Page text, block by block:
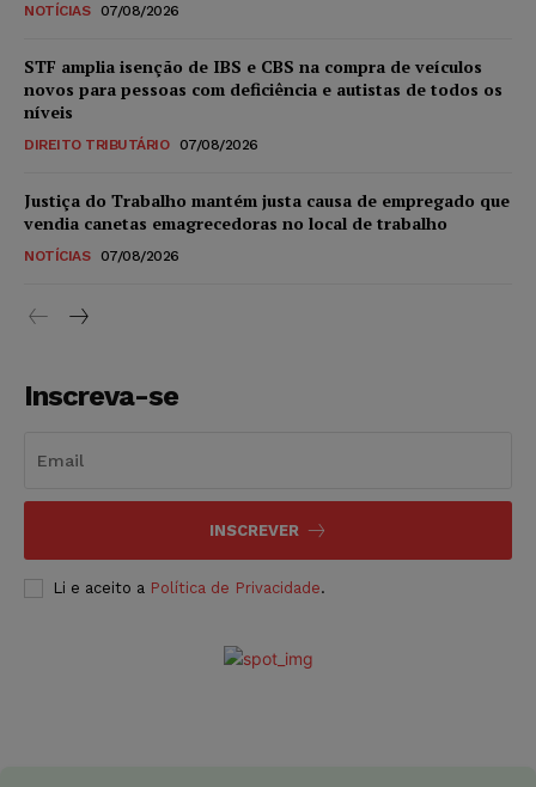
NOTÍCIAS 07/08/2026
STF amplia isenção de IBS e CBS na compra de veículos
novos para pessoas com deficiência e autistas de todos os
níveis
DIREITO TRIBUTÁRIO 07/08/2026
Justiça do Trabalho mantém justa causa de empregado que
vendia canetas emagrecedoras no local de trabalho
NOTÍCIAS 07/08/2026
Inscreva-se
INSCREVER
Li e aceito a Política de Privacidade.